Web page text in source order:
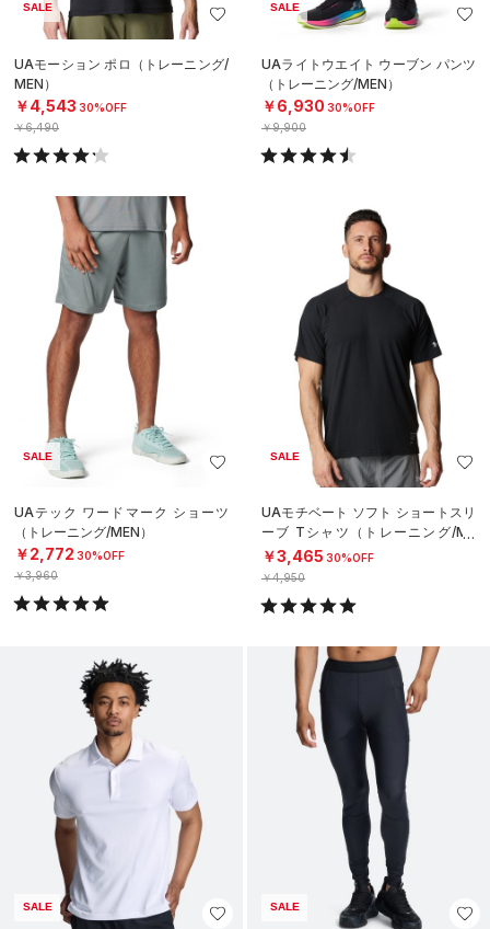
SALE
UAモーション ポロ（トレーニング/
MEN）
￥4,543 30%OFF
￥6,490
SALE
UAライトウエイト ウーブン パンツ
（トレーニング/MEN）
￥6,930 30%OFF
￥9,900
SALE
UAテック ワードマーク ショーツ
（トレーニング/MEN）
￥2,772 30%OFF
￥3,960
SALE
UAモチベート ソフト ショートスリ
ーブ Tシャツ（トレーニング/ME
N）
￥3,465 30%OFF
￥4,950
SALE SALE